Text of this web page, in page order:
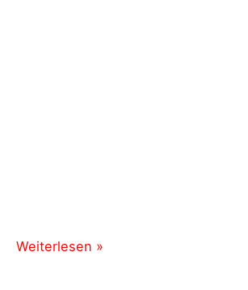
Premiere:
Weiterlesen »